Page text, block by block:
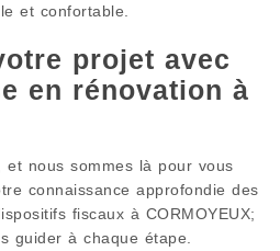
et confortable.
projet avec
en rénovation à
nous sommes là pour vous
connaissance approfondie des
fiscaux à CORMOYEUX;
guider à chaque étape.